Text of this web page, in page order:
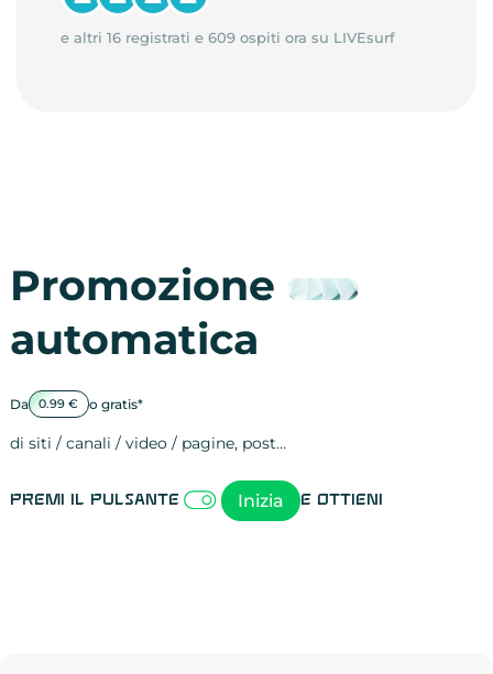
e altri 16 registrati e 609 ospiti ora su LIVEsurf
Promozione
automatica
Da 0.99 € o gratis*
di siti / canali / video / pagine, post…
Premi il pulsante Inizia e ottieni